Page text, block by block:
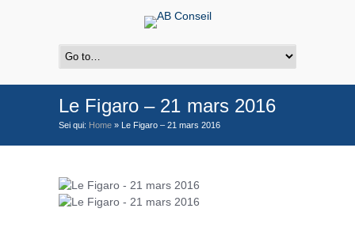
Le Figaro – 21 mars 2016
Sei qui: Home » Le Figaro – 21 mars 2016